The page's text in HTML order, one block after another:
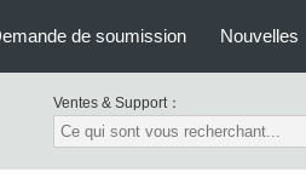
de soumission Nouvelles
Ventes & Support：